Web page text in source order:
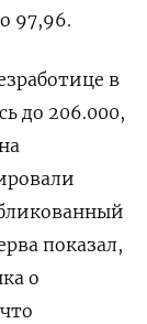
97,96.
в
до 206.000,
показал,
о